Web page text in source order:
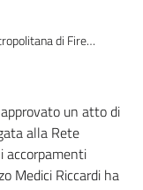
gli accorpamenti scolastici. Atto di indirizzo approvato dal Consiglio di Palazzo Medici Riccardi
un atto di
alla Rete
accorpamenti
Medici Riccardi ha